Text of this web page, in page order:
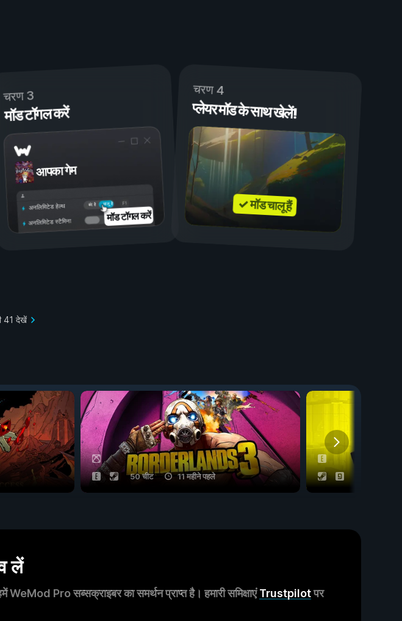
चरण 3
मॉड टॉगल करें
आपका गेम
चालू है
बंद है
अनलिमिटेड हेल्थ
अनलिमिटेड स्टैमिना मॉड टॉगल करें
चरण 4
प्लेयर मॉड के साथ खेलें!
✓ मॉड चालू हैं
41 देखें
50 चीट 11 महीने पहले
लें
Pro सब्सक्राइबर का समर्थन प्राप्त है। हमारी समिक्षाएंTrustpilotपर